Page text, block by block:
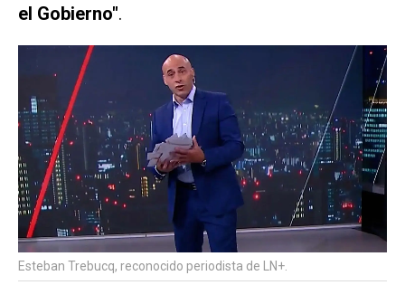
el Gobierno".
Esteban Trebucq, reconocido periodista de LN+.